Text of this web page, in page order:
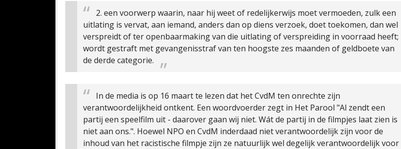
2. een voorwerp waarin, naar hij weet of redelijkerwijs moet vermoeden, zulk een
uitlating is vervat, aan iemand, anders dan op diens verzoek, doet toekomen, dan wel
verspreidt of ter openbaarmaking van die uitlating of verspreiding in voorraad heeft;
wordt gestraft met gevangenisstraf van ten hoogste zes maanden of geldboete van
de derde categorie.
In de media is op 16 maart te lezen dat het CvdM ten onrechte zijn
verantwoordelijkheid ontkent. Een woordvoerder zegt in Het Parool "Al zendt een
partij een speelfilm uit - daarover gaan wij niet. Wát de partij in de filmpjes laat zien is
niet aan ons.". Hoewel NPO en CvdM inderdaad niet verantwoordelijk zijn voor de
inhoud van het racistische filmpje zijn ze natuurlijk wel degelijk verantwoordelijk voor